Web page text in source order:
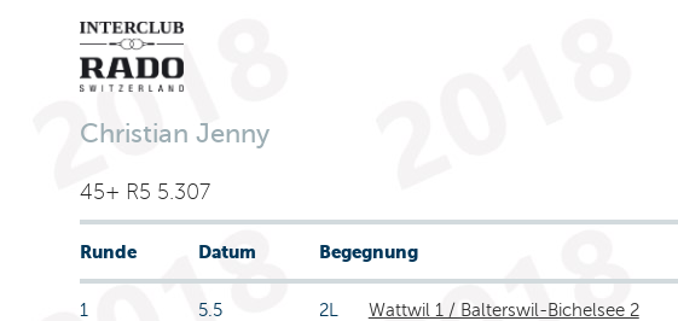
Christian Jenny
45+ R5 5.307
Runde Datum Begegnung
1 5.5 2L Wattwil 1 / Balterswil-Bichelsee 2